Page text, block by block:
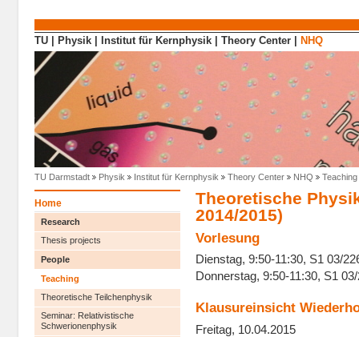
TU Physik Institut für Kernphysik Theory Center NHQ
TU Darmstadt Physik Institut für Kernphysik Theory Center NHQ Teaching
Home
Research
Thesis projects
People
Teaching
Theoretische Teilchenphysik
Seminar: Relativistische
Schwerionenphysik
Theoretische
2014/2015)
Vorlesung
Dienstag, 9:50-11:30, S1 03/
Donnerstag, 9:50-11:30, S1
Klausureinsicht
Freitag, 10.04.2015